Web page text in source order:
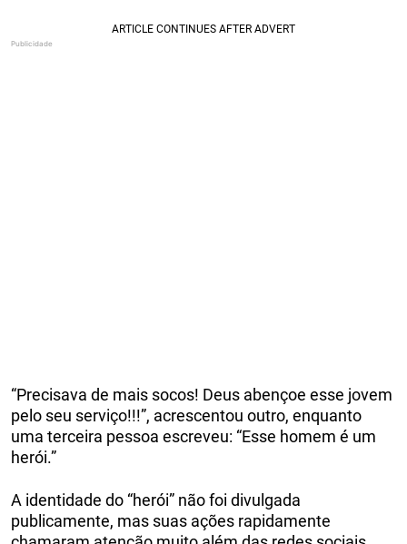
“Precisava de mais socos! Deus abençoe esse jovem
pelo seu serviço!!!”, acrescentou outro, enquanto
uma terceira pessoa escreveu: “Esse homem é um
herói.”
A identidade do “herói” não foi divulgada
publicamente, mas suas ações rapidamente